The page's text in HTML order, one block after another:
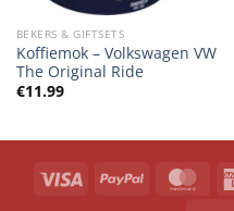
BEKERS & GIFTSETS
Koffiemok – Volkswagen VW
The Original Ride
€11.99